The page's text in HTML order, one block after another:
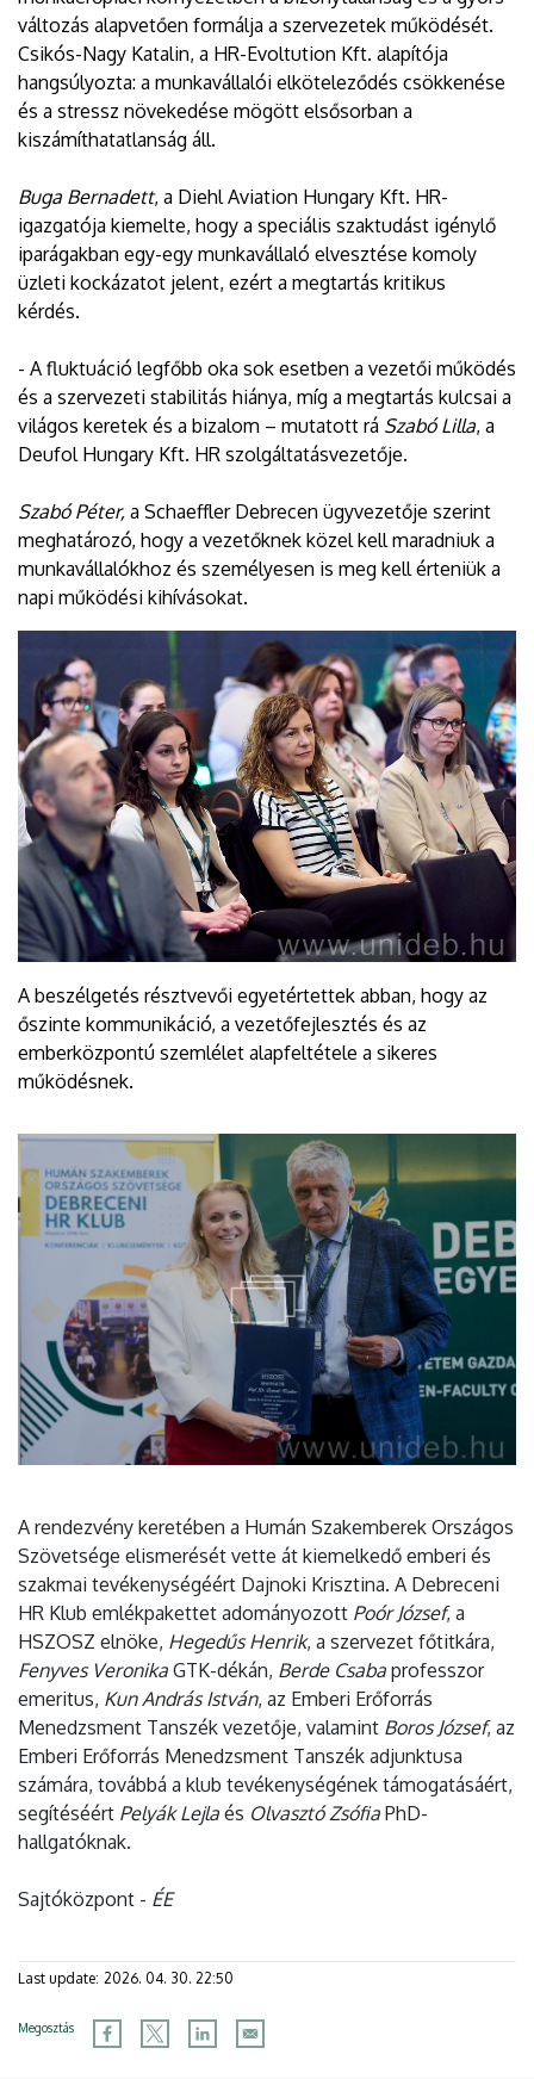
változás alapvetően formálja a szervezetek működését.
Csikós-Nagy Katalin, a HR-Evoltution Kft. alapítója
hangsúlyozta: a munkavállalói elköteleződés csökkenése
és a stressz növekedése mögött elsősorban a
kiszámíthatatlanság áll.
Buga Bernadett, a Diehl Aviation Hungary Kft. HR-
igazgatója kiemelte, hogy a speciális szaktudást igénylő
iparágakban egy-egy munkavállaló elvesztése komoly
üzleti kockázatot jelent, ezért a megtartás kritikus
kérdés.
- A fluktuáció legfőbb oka sok esetben a vezetői működés
és a szervezeti stabilitás hiánya, míg a megtartás kulcsai a
világos keretek és a bizalom – mutatott rá Szabó Lilla, a
Deufol Hungary Kft. HR szolgáltatásvezetője.
Szabó Péter, a Schaeffler Debrecen ügyvezetője szerint
meghatározó, hogy a vezetőknek közel kell maradniuk a
munkavállalókhoz és személyesen is meg kell érteniük a
napi működési kihívásokat.
A beszélgetés résztvevői egyetértettek abban, hogy az
őszinte kommunikáció, a vezetőfejlesztés és az
emberközpontú szemlélet alapfeltétele a sikeres
működésnek.
A rendezvény keretében a Humán Szakemberek Országos
Szövetsége elismerését vette át kiemelkedő emberi és
szakmai tevékenységéért Dajnoki Krisztina. A Debreceni
HR Klub emlékpakettet adományozott Poór József, a
HSZOSZ elnöke, Hegedűs Henrik, a szervezet főtitkára,
Fenyves Veronika GTK-dékán, Berde Csaba professzor
emeritus, Kun András István, az Emberi Erőforrás
Menedzsment Tanszék vezetője, valamint Boros József, az
Emberi Erőforrás Menedzsment Tanszék adjunktusa
számára, továbbá a klub tevékenységének támogatásáért,
segítéséért Pelyák Lejla és Olvasztó Zsófia PhD-
hallgatóknak.
Sajtóközpont - ÉE
Last update: 2026. 04. 30. 22:50
Megosztás